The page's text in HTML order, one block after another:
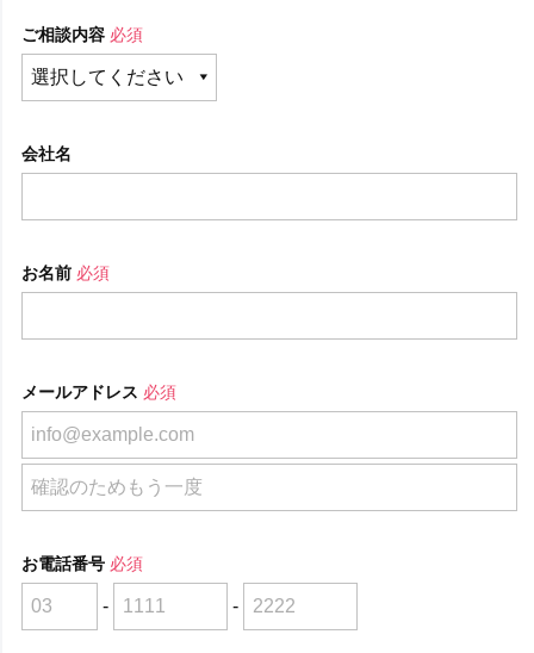
ご相談内容 必須
会社名
お名前 必須
メールアドレス 必須
お電話番号 必須
- -